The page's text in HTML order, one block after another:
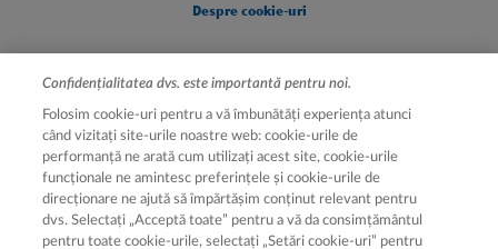
Despre cookie-uri
Hartă site
Confidențialitatea dvs. este importantă pentru noi.
Folosim cookie-uri pentru a vă îmbunătăți experiența atunci
când vizitați site-urile noastre web: cookie-urile de
performanță ne arată cum utilizați acest site, cookie-urile
funcționale ne amintesc preferințele și cookie-urile de
direcționare ne ajută să împărtășim conținut relevant pentru
dvs. Selectați „Acceptă toate” pentru a vă da consimțământul
pentru toate cookie-urile, selectați „Setări cookie-uri” pentru